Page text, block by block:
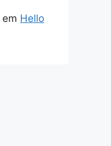
em Hello